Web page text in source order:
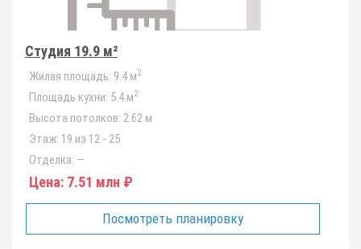
Студия 19.9 м²
Жилая площадь: 9.4 м2
Площадь кухни: 5.4 м2
Высота потолков: 2.62 м
Этаж: 19 из 12 - 25
Отделка: —
Цена: 7.51 млн ₽
Посмотреть планировку